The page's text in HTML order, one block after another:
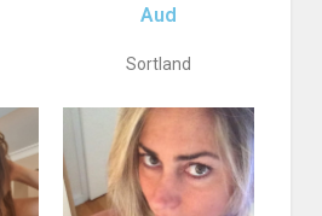
Aud
Sortland